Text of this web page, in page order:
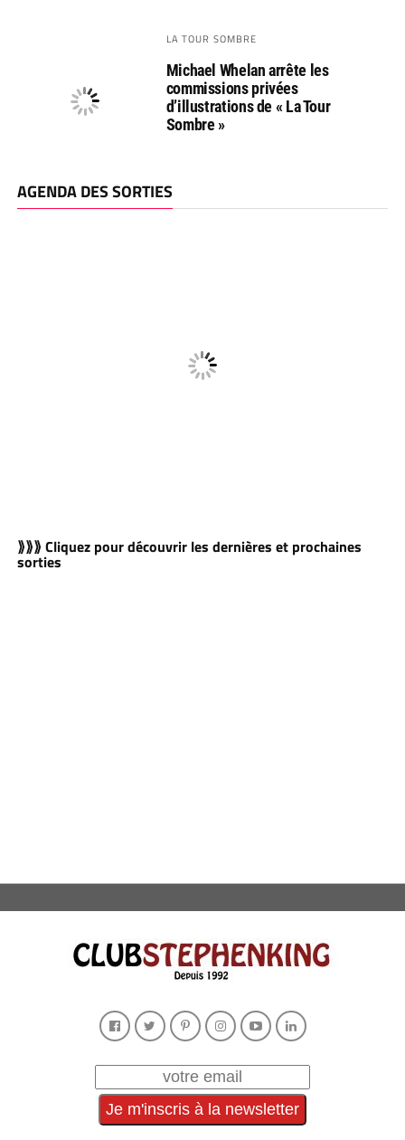
LA TOUR SOMBRE
Michael Whelan arrête les
commissions privées
d’illustrations de « La Tour
Sombre »
AGENDA DES SORTIES
⟫⟫⟫ Cliquez pour découvrir les dernières et prochaines
sorties